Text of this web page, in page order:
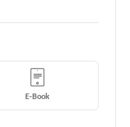
E-Book